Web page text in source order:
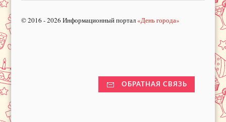
© 2016 - 2026 Информационный портал «День города»
ОБРАТНАЯ СВЯЗЬ